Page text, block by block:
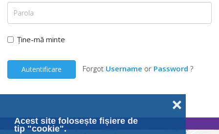
Acest site folosește fișiere de
tip "cookie".
❌
Ține-mă minte
Autentificare Forgot Username or Password ?